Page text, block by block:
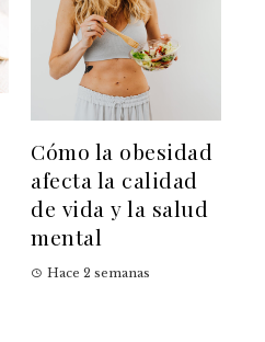
Cómo la obesidad
afecta la calidad
de vida y la salud
mental
Hace 2 semanas